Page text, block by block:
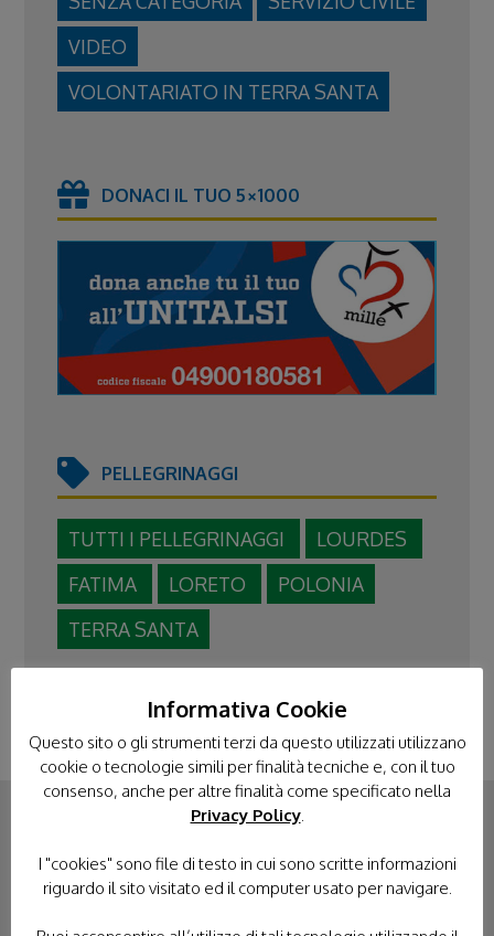
VIDEO
VOLONTARIATO IN TERRA SANTA
DONACI IL TUO 5×1000
PELLEGRINAGGI
TUTTI I PELLEGRINAGGI
LOURDES
FATIMA
LORETO
POLONIA
TERRA SANTA
CONTATTACI
Informativa Cookie
Questo sito o gli strumenti terzi da questo utilizzati utilizzano
cookie o tecnologie simili per finalità tecniche e, con il tuo
consenso, anche per altre finalità come specificato nella
Privacy Policy.
I "cookies" sono file di testo in cui sono scritte informazioni
riguardo il sito visitato ed il computer usato per navigare.